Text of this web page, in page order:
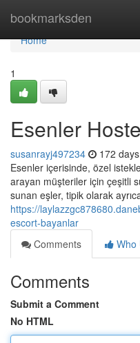
bookmarksden
Home
Home
1
Esenler
susanrayj497234 172
Esenler içerisinde, özel
arayan müşteriler için çeşitli
sunan eşler, tipik olarak
https://
escort-bayanlar
Comments
Who
Comments
Submit a Comment
No HTML